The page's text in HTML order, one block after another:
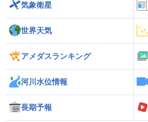
気象衛星
世界天気
アメダスランキング
河川水位情報
長期予報